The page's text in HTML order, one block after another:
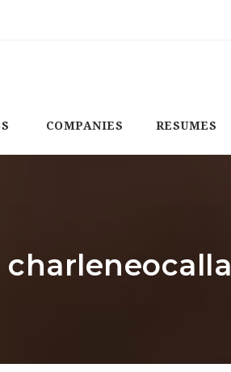
COMPANIES RESUMES